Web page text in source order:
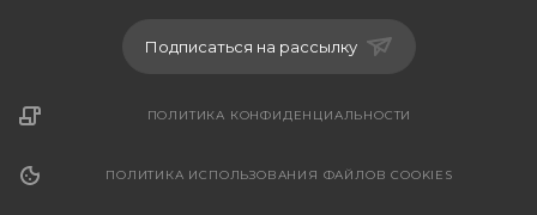
Подписаться на рассылку
ПОЛИТИКА КОНФИДЕНЦИАЛЬНОСТИ
ПОЛИТИКА ИСПОЛЬЗОВАНИЯ ФАЙЛОВ COOKIES